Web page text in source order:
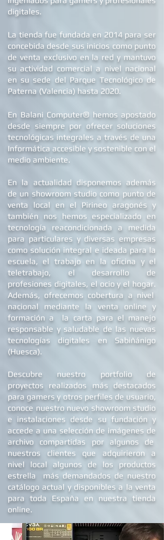
por Balani Computer® Españae
ingeniados para gamers y profesionales
La tienda fue fundada en 2014 para ser
concebida desde sus inicios como punto
de venta exclusivo en la red y mantuvo
su actividad comercial a nivel nacional
en su sede del Parque Tecnológico de
En Balani Computer ®hemos apostado
desde siemprepor ofrecer soluciones
tecnológicas integrales a través de una
Informática accesible y sostenible con el
En la actualidad disponemos además
de un showroom studio como punto de
venta local en el Pirineo aragonés y
también nos hemos especializado en
tecnología reacondicionada a medida
para particulares y diversas empresas
como solución integral e ideada para la
escuela, el trabajo en la oficina y el
teletrabajo, el desarrollo de
profesiones digitales, el ocio y el hogar.
Además, ofrecemoscobertura a nivel
nacional mediante la venta online y
formación a la carta para el manejo
responsable y saludable de las nuevas
tecnologías digitales en Sabiñánigo
Descubre nuestro portfolio de
proyectos realizados más destacados
para gamers y otros perfiles de usuario,
conoce nuestro nuevo showroom studio
einstalacionesdesde su fundación y
accede a una selección de imágenes de
archivo compartidas por algunos de
nuestros clientes que adquirieron a
nivel local algunos de los productos
estrella más demandados de nuestro
catálogo actual y disponibles a la venta
para toda España en nuestra tienda
online.